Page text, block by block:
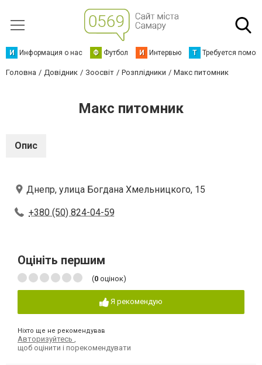
И Информация о нас Ф Футбол И Интервью Т Требуется
Головна Довідник Зоосвіт Розплідники Макс питомник
Макс питомник
Опис
Днепр, улица Богдана Хмельницкого, 15
+380 (50) 824-04-59
Оцініть першим
(0 оцінок)
Я рекомендую
Ніхто ще не рекомендував
Авторизуйтесь
щоб оцінити і порекомендувати